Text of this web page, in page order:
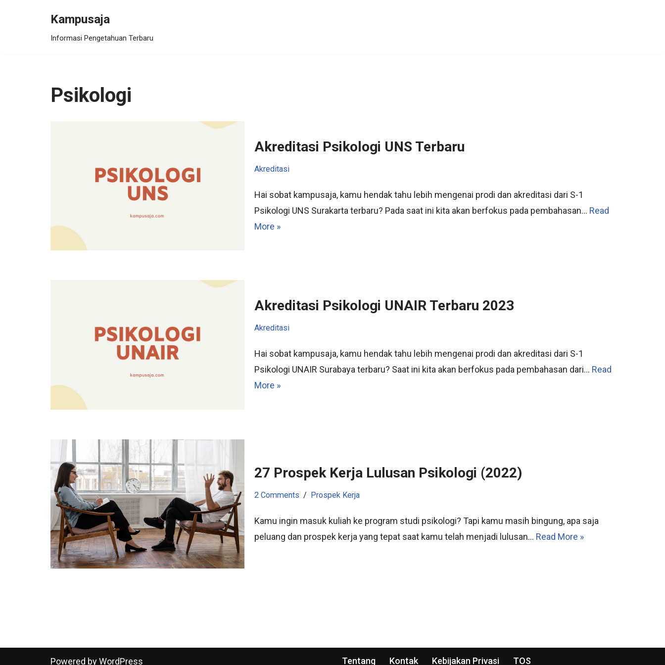
Kampusaja
Informasi Pengetahuan Terbaru
Psikologi
Akreditasi Psikologi UNS Terbaru
Akreditasi
Hai sobat kampusaja, kamu hendak tahu lebih mengenai prodi dan akreditasi dari S-1
Psikologi UNS Surakarta terbaru? Pada saat ini kita akan berfokus pada pembahasan… Read
More »
Akreditasi Psikologi UNAIR Terbaru 2023
Akreditasi
Hai sobat kampusaja, kamu hendak tahu lebih mengenai prodi dan akreditasi dari S-1
Psikologi UNAIR Surabaya terbaru? Saat ini kita akan berfokus pada pembahasan dari… Read
More »
27 Prospek Kerja Lulusan Psikologi (2022)
2 Comments Prospek Kerja
Kamu ingin masuk kuliah ke program studi psikologi? Tapi kamu masih bingung, apa saja
peluang dan prospek kerja yang tepat saat kamu telah menjadi lulusan… Read More »
Powered byWordPress Tentang Kontak Kebijakan Privasi TOS